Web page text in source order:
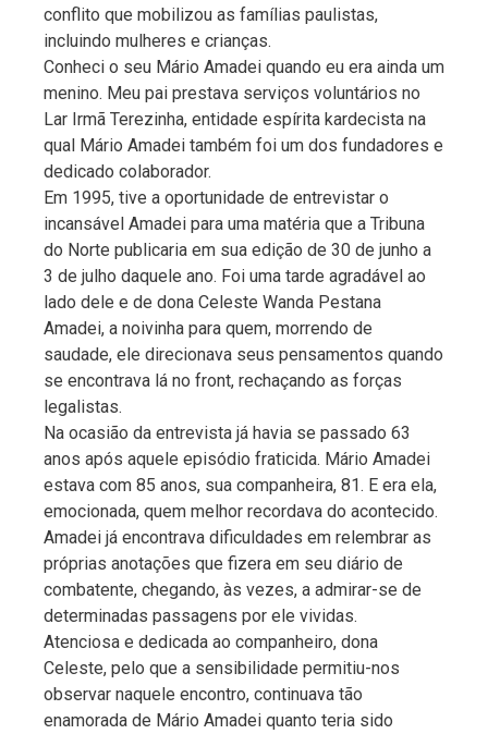
conflito que mobilizou as famílias paulistas,
incluindo mulheres e crianças.
Conheci o seu Mário Amadei quando eu era ainda um
menino. Meu pai prestava serviços voluntários no
Lar Irmã Terezinha, entidade espírita kardecista na
qual Mário Amadei também foi um dos fundadores e
dedicado colaborador.
Em 1995, tive a oportunidade de entrevistar o
incansável Amadei para uma matéria que a Tribuna
do Norte publicaria em sua edição de 30 de junho a
3 de julho daquele ano. Foi uma tarde agradável ao
lado dele e de dona Celeste Wanda Pestana
Amadei, a noivinha para quem, morrendo de
saudade, ele direcionava seus pensamentos quando
se encontrava lá no front, rechaçando as forças
legalistas.
Na ocasião da entrevista já havia se passado 63
anos após aquele episódio fraticida. Mário Amadei
estava com 85 anos, sua companheira, 81. E era ela,
emocionada, quem melhor recordava do acontecido.
Amadei já encontrava dificuldades em relembrar as
próprias anotações que fizera em seu diário de
combatente, chegando, às vezes, a admirar-se de
determinadas passagens por ele vividas.
Atenciosa e dedicada ao companheiro, dona
Celeste, pelo que a sensibilidade permitiu-nos
observar naquele encontro, continuava tão
enamorada de Mário Amadei quanto teria sido